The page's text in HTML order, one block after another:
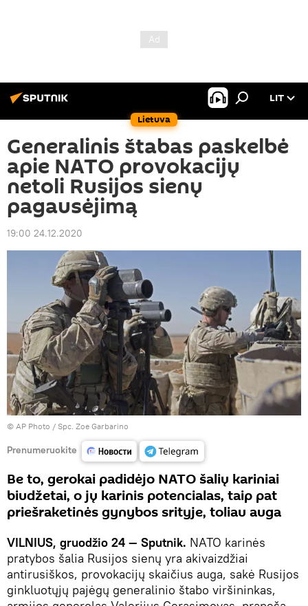
Lietuva
LIT
Generalinis štabas paskelbė
apie NATO provokacijų
netoli Rusijos sienų
pagausėjimą
19:00 24.12.2020
© AP Photo / Spc. Zoe Garbarino
Prenumeruokite
Be to, gerokai padidėjo NATO šalių kariniai
biudžetai, o jų karinis potencialas, taip pat
priešraketinės gynybos srityje, toliau auga
VILNIUS, gruodžio 24 — Sputnik. NATO karinės
pratybos šalia Rusijos sienų yra akivaizdžiai
antirusiškos, provokacijų skaičius auga, sakė Rusijos
ginkluotųjų pajėgų generalinio štabo viršininkas,